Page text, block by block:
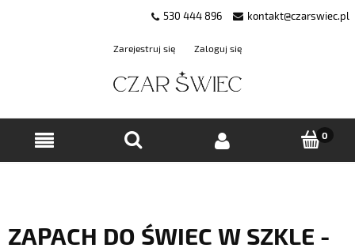
530 444 896 kontakt@czarswiec.pl
Zarejestruj się Zaloguj się
ZAPACH DO ŚWIEC W SZKLE -